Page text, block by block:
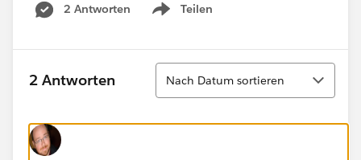
2 Antworten
Teilen
Show menu
2 Antworten
Sortieren
Nach Datum sortieren